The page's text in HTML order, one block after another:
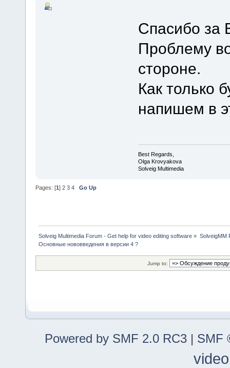
Спасибо за
Проблему
стороне.
Как только
напишем в
Best Regards,
Olga Krovyakova
Solveig Multimedia
Pages: [1] 2 3 4 Go Up
Solveig Multimedia Forum - Get help for video editing software » SolveigMM
Основные нововведения в версии 4 ?
Jump to:
Powered by SMF 2.0 RC3 | SMF